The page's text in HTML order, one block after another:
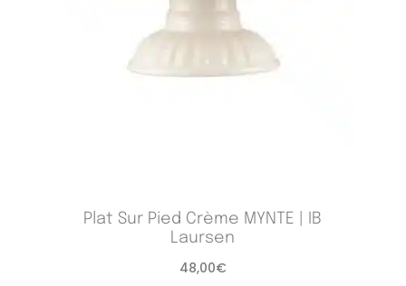
Plat Sur Pied Crème MYNTE | IB
Laursen
48,00€